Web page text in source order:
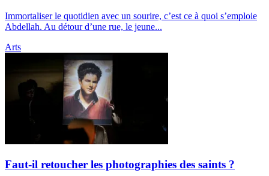
Immortaliser le quotidien avec un sourire, c’est ce à quoi s’emploie
Abdellah. Au détour d’une rue, le jeune...
Arts
Faut-il retoucher les photographies des saints ?